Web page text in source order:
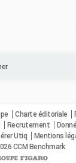
Charte éditoriale
Recrutement
Utiq Mentions
CCM Benchmark